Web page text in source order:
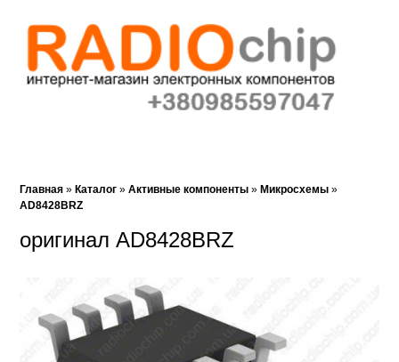
Главная »Каталог »Активные компоненты »Микросхемы »
AD8428BRZ
оригинал AD8428BRZ